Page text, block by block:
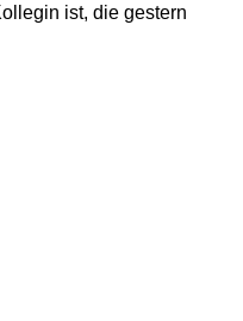
ist, die gestern